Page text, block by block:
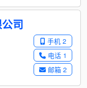
司
手机 2
电话 1
邮箱 2